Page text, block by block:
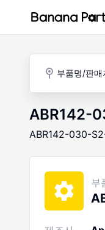
부품명/판매
ABR142-
ABR142-030-
부